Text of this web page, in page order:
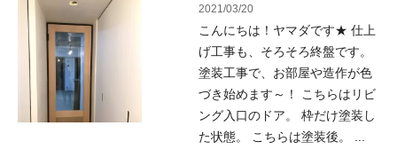
2021/03/20
こんにちは！ヤマダです★ 仕上
げ工事も、そろそろ終盤です。
塗装工事で、お部屋や造作が色
づき始めます～！ こちらはリビ
ング入口のドア。 枠だけ塗装し
た状態。 こちらは塗装後。 ...